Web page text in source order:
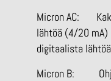
Micron AC:
lähtöä (4/20 mA)
digitaalista
Micron B: